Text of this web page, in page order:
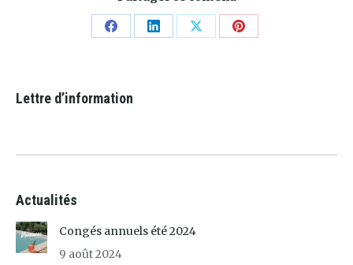
Share Share Share Share
Lettre d’information
Actualités
Congés annuels été 2024
9 août 2024